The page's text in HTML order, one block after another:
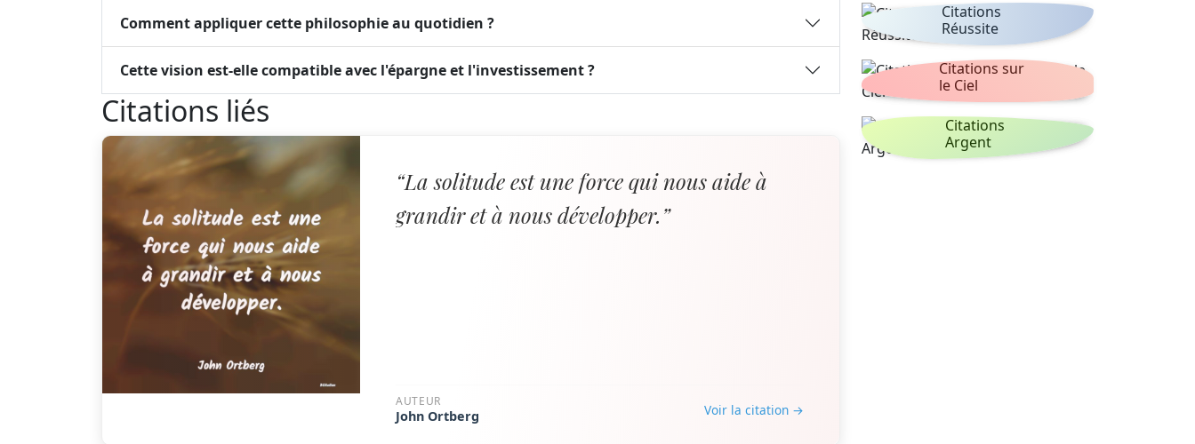
Comment appliquer cette philosophie au quotidien ?
Cette vision est-elle compatible avec l'épargne et l'investissement ?
Citations liés
“La solitude est une force qui nous aide à
grandir et à nous développer.”
AUTEUR
John Ortberg Voir la citation →
Citations
Réussite
Citations sur
le Ciel
Citations
Argent